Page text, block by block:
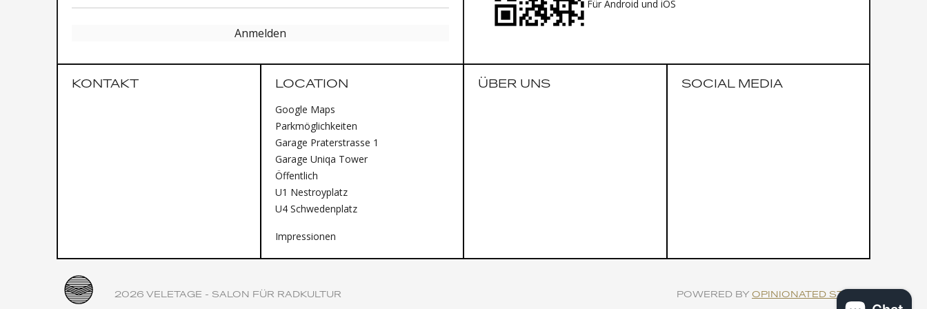
Blue oder Gold
Anmelden
Für Android und iOS
KONTAKT LOCATION
Google Maps
Parkmöglichkeiten
Garage Praterstrasse 1
Garage Uniqa Tower
Öffentlich
U1 Nestroyplatz
U4 Schwedenplatz
Impressionen
ÜBER UNS SOCIAL MEDIA
2026 VELETAGE - SALON FÜR RADKULTUR POWERED BY OPINIONATED STUDIO